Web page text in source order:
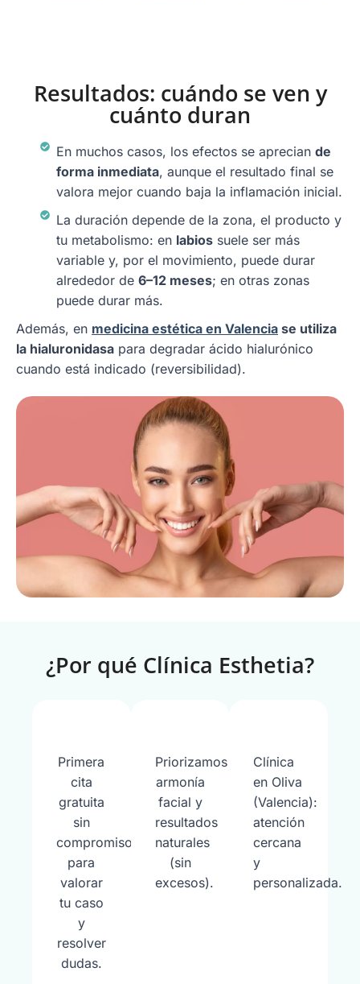
Resultados: cuándo se ven y
cuánto duran
En muchos casos, los efectos se aprecian de
forma inmediata, aunque el resultado final se
valora mejor cuando baja la inflamación inicial.
La duración depende de la zona, el producto y
tu metabolismo: en labios suele ser más
variable y, por el movimiento, puede durar
alrededor de 6–12 meses; en otras zonas
puede durar más.
Además, en medicina estética en Valencia se utiliza
la hialuronidasa para degradar ácido hialurónico
cuando está indicado (reversibilidad).
¿Por qué Clínica Esthetia?
Primera
cita
gratuita
sin
compromiso
para
valorar
tu caso
y
resolver
dudas.
Priorizamos
armonía
facial y
resultados
naturales
(sin
excesos).
Clínica
en Oliva
(Valencia):
atención
cercana
y
personalizada.